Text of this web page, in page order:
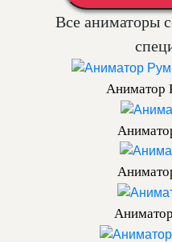
Все аниматоры
Аниматор